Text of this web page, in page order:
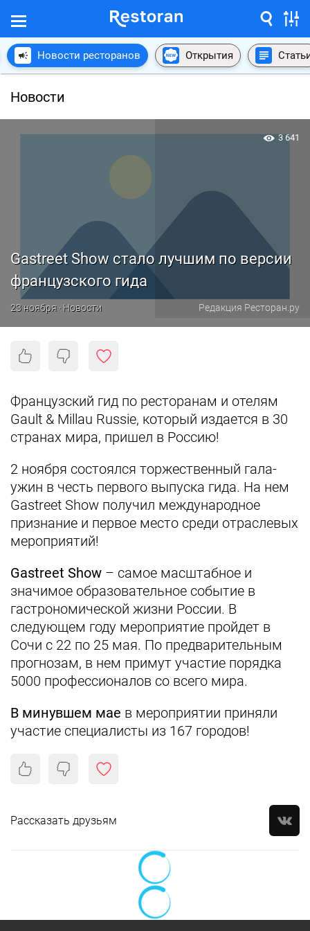
Новости ресторанов Открытия
Новости
Gastreet Show стало лучшим по версии
французского гида
23 ноября · Новости Редакция Ресторан.ру
3 641
Французский гид по ресторанам и отелям
Gault & Millau Russie, который издается в 30
странах мира, пришел в Россию!
2 ноября состоялся торжественный гала-
ужин в честь первого выпуска гида. На нем
Gastreet Show получил международное
признание и первое место среди отраcлевых
мероприятий!
Gastreet Show – самое масштабное и
значимое образовательное событие в
гастрономической жизни России. В
следующем году мероприятие пройдет в
Сочи с 22 по 25 мая. По предварительным
прогнозам, в нем примут участие порядка
5000 профессионалов со всего мира.
В минувшем мае в мероприятии приняли
участие специалисты из 167 городов!
Рассказать друзьям